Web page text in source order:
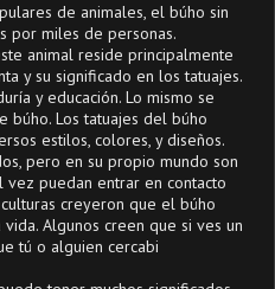
de animales, el búho sin
por miles de personas.
animal reside principalmente
y su significado en los tatuajes.
y educación. Lo mismo se
Los tatuajes del búho
estilos, colores, y diseños.
pero en su propio mundo son
puedan entrar en contacto
creyeron que el búho
Algunos creen que si ves un
tú o alguien cercabi